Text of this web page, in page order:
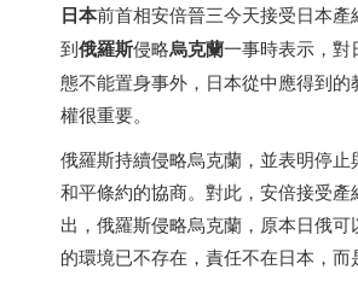
日本前首相安倍晉三今天接受日本產
到俄羅斯侵略烏克蘭一事時表示，對
態不能置身事外， 日本從中應得到的
權很重要。
俄羅斯持續侵略烏克蘭，並表明停止
和平條約的協商。對此，安倍接受產
出，俄羅斯侵略烏克蘭，原本日俄可
的環境已不存在，責任不在日本 ，而